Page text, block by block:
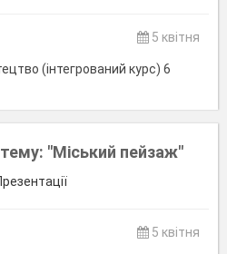
5 квітня
(інтегрований курс) 6
"Міський пейзаж"
5 квітня